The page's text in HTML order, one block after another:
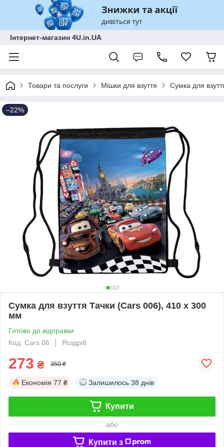
Інтернет-магазин 4U.in.UA
Товари та послуги Мішки для взуття Сумка для
–22%
Сумка для взуття Тачки (Cars 006), 410 х 300
мм
Готово до відправки
Код: Cars 06
Роздріб
273 ₴ 350 ₴
Економія 77 ₴ Залишилось 38 днів
Купити
або
Купити з